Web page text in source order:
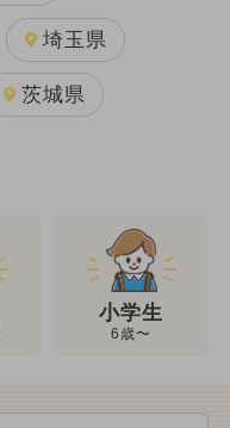
埼玉県
茨城県
小学生
6歳〜